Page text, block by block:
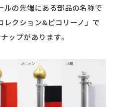
ルの先端にある部品の名称で
レクション&ピコリーノ」で
ップがあります。